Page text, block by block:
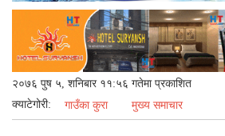
२०७६ पुष ५, शनिबार ११:५६ गतेमा प्रकाशित
क्याटेगोरी:
गाउँका कुरा मुख्य समाचार